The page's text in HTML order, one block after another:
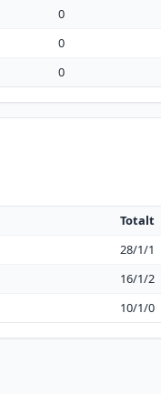
0
0
0
Totalt
28/1/1
16/1/2
10/1/0